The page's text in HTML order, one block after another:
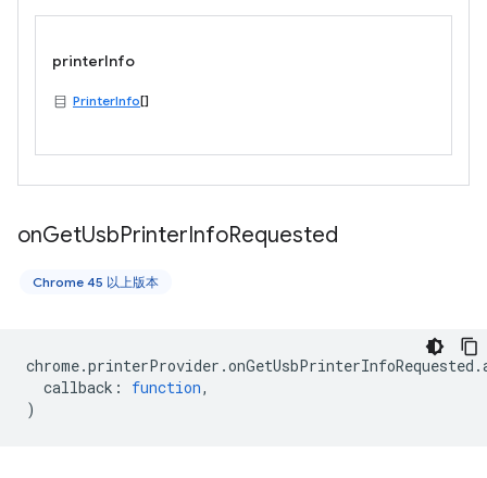
printerInfo
PrinterInfo[]
onGetUsbPrinterInfoRequested
Chrome 45 以上版本
chrome.printerProvider .onGetUsbPrinterInfoRequested .
callback : function,
)